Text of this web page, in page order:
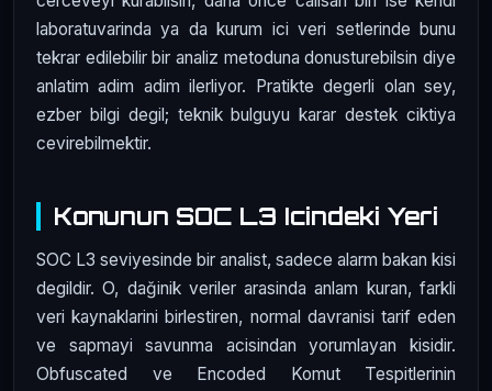
laboratuvarinda ya da kurum ici veri setlerinde bunu
tekrar edilebilir bir analiz metoduna donusturebilsin diye
anlatim adim adim ilerliyor. Pratikte degerli olan sey,
ezber bilgi degil; teknik bulguyu karar destek ciktiya
cevirebilmektir.
Konunun SOC L3 Icindeki Yeri
SOC L3 seviyesinde bir analist, sadece alarm bakan kisi
degildir. O, dağinik veriler arasinda anlam kuran, farkli
veri kaynaklarini birlestiren, normal davranisi tarif eden
ve sapmayi savunma acisindan yorumlayan kisidir.
Obfuscated ve Encoded Komut Tespitlerinin